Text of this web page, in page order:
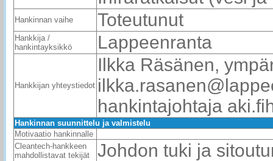
Hankinnan vaihe Toteutunut
Hankkija /
hankintayksikkö
Lappeenranta
Hankkijan yhteystiedot
Ilkka Räsänen,
hankintajohtaja
Hankinnan suunnittelu ja valmistelu
Motivaatio hankinnalle
Cleantech-hankkeen
mahdollistavat tekijät
Johdon tuki ja